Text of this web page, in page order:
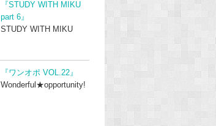
『STUDY WITH MIKU
part 6』
STUDY WITH MIKU
『ワンオポ VOL.22』
Wonderful★opportunity!